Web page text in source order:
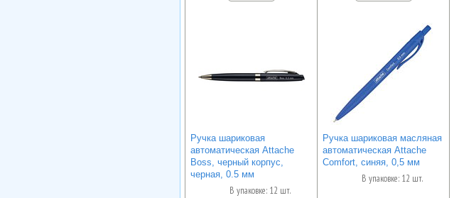
Ручка шариковая
автоматическая Attache
Boss, черный корпус,
черная, 0.5 мм
В упаковке: 12 шт.
Ручка шариковая масляная
автоматическая Attache
Comfort, синяя, 0,5 мм
В упаковке: 12 шт.